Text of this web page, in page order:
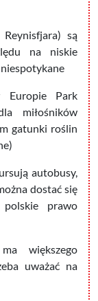
są
na niskie
Park
miłośników
gatunki roślin
autobusy,
dostać się
polskie prawo
większego
uważać na